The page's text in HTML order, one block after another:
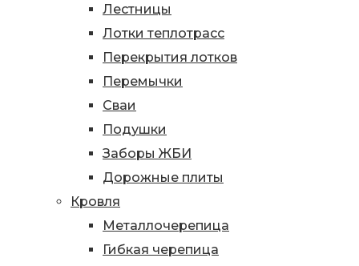
Лестницы
Лотки теплотрасс
Перекрытия лотков
Перемычки
Сваи
Подушки
Заборы ЖБИ
Дорожные плиты
Кровля
Металлочерепица
Гибкая черепица